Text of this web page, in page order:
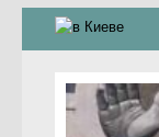
стрит-арт